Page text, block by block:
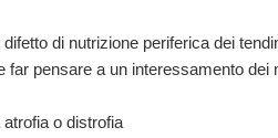
di nutrizione periferica dei
pensare a un interessamento dei
o distrofia